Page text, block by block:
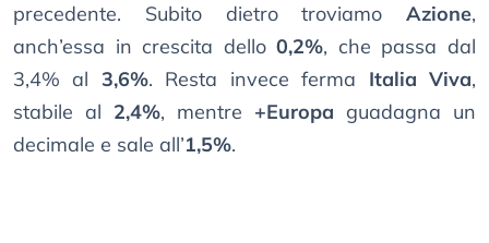
precedente. Subito dietro troviamo Azione,
anch’essa in crescita dello0,2%, che passa dal
3,4% al 3,6%. Resta invece ferma Italia Viva,
stabile al 2,4%, mentre +Europa guadagna un
decimale e sale all’1,5%.